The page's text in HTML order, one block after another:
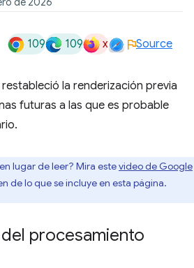
109 109 x Source
la renderización previa
futuras a las que es probable
lugar de leer? Mira estevideo de Google
de lo que se incluye en esta página.
procesamiento